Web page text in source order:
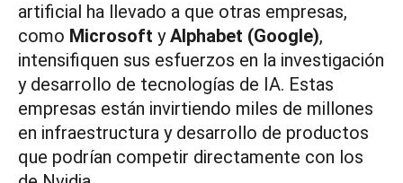
artificial ha llevado a que otras empresas,
como Microsoft yAlphabet (Google),
intensifiquen sus esfuerzos en la investigación
y desarrollo de tecnologías de IA. Estas
empresas están invirtiendo miles de millones
en infraestructura y desarrollo de productos
que podrían competir directamente con los